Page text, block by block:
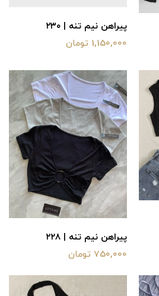
پیراهن نیم تنه | ۲۳۰
1,150,000 تومان
پیراهن نیم تنه | ۲۲۸
750,000 تومان